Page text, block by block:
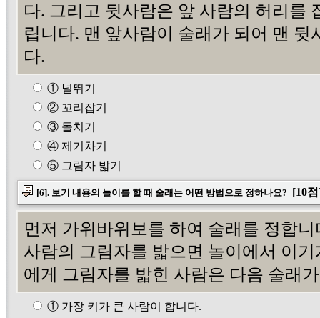
다. 그리고 뒷사람은 앞 사람의 허리를
립니다. 맨 앞사람이 술래가 되어 맨 뒷
다.
① 널뛰기
② 꼬리잡기
③ 돌치기
④ 제기차기
⑤ 그림자 밟기
[6]. 보기 내용의 놀이를 할 때 술래는 어떤 방법으로 정하나요? [10
먼저 가위바위보를 하여 술래를 정합
사람의 그림자를 밟으면 놀이에서 이
에게 그림자를 밟힌 사람은 다음 술래
① 가장 키가 큰 사람이 합니다.